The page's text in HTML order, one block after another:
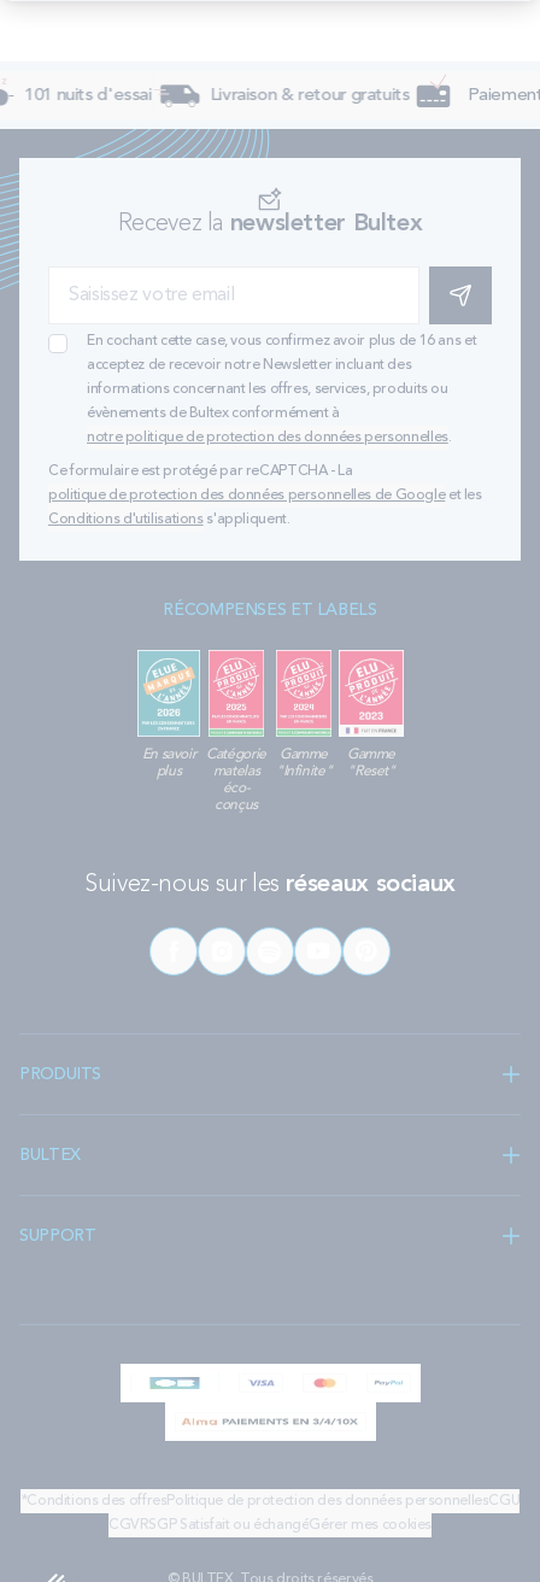
101 nuits d'essai Livraison & retour gratuits
Recevez la newsletter Bultex
S'INSCRIRE
En cochant cette case, vous confirmez avoir plus de 16 ans et
acceptez de recevoir notre Newsletter incluant des
informations concernant les offres, services, produits ou
évènements de Bultex conformément à
notre politique de protection des données personnelles.
Ce formulaire est protégé par reCAPTCHA - La
politique de protection des données personnelles de Googleet les
Conditions d'utilisationss'appliquent.
RÉCOMPENSES ET LABELS
En savoir
plus
Catégorie
matelas
éco-
conçus
Gamme
"Infinite"
Gamme
"Reset"
Suivez-nous sur les réseaux sociaux
PRODUITS
BULTEX
SUPPORT
*Conditions des offresPolitique de protection des données personnellesCGU
CGV RSGP Satisfait ou échangéGérer mes cookies